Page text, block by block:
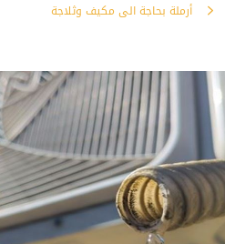
أرملة بحاجة الى مكيف وثلاجة